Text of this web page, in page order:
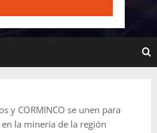
y CORMINCO se unen para
la minería de la región